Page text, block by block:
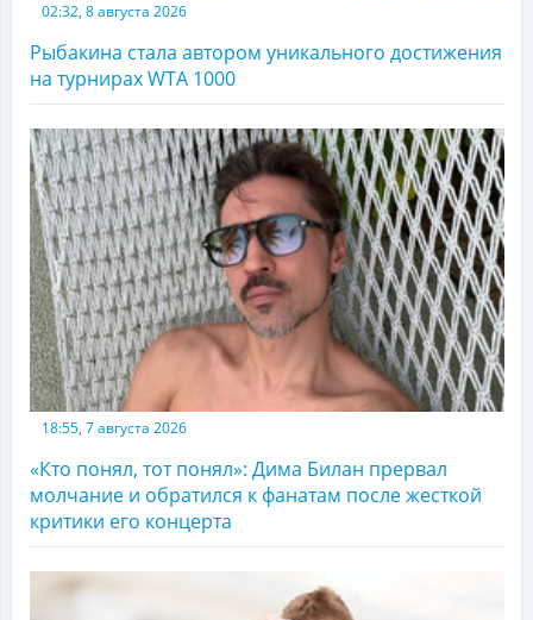
02:32, 8 августа 2026
Рыбакина стала автором уникального достижения
на турнирах WTA 1000
18:55, 7 августа 2026
«Кто понял, тот понял»: Дима Билан прервал
молчание и обратился к фанатам после жесткой
критики его концерта